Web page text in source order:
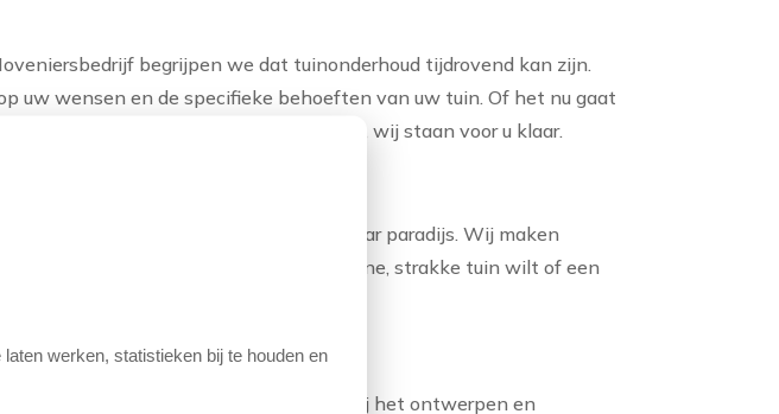
begrijpen we dat tuinonderhoud tijdrovend kan zijn.
uw wensen en de specifieke behoeften van uw tuin. Of het nu gaat
maken van uw bloembedden, wij staan voor u klaar.
we uw buitenruimte in een waar paradijs. Wij maken
bij uw wensen. Of u nu een moderne, strakke tuin wilt of een
begeleiden we u stap voor stap bij het ontwerpen en
werken, statistieken bij te houden en